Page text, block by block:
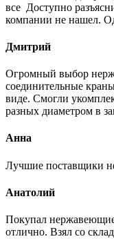
все Доступно
компании не нашел.
Дмитрий
Огромный выбор
соединительные
виде. Смогли
разных диаметром в
Анна
Лучшие поставщики
Анатолий
Покупал нержавеющие
отлично. Взял со